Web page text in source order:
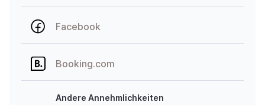
Facebook
Booking.com
Andere Annehmlichkeiten